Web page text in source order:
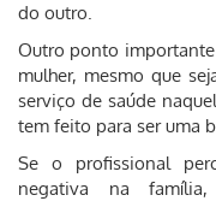
do outro.
Outro ponto
mulher, mesmo que
serviço de saúde
tem feito para ser uma
Se o profissional
negativa na